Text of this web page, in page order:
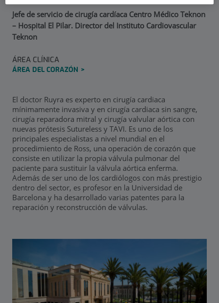
Jefe de servicio de cirugía cardíaca Centro Médico Teknon
– Hospital El Pilar. Director del Instituto Cardiovascular
Teknon
ÁREA CLÍNICA
ÁREA DEL CORAZÓN
El doctor Ruyra es experto en cirugía cardiaca
mínimamente invasiva y en cirugía cardiaca sin sangre,
cirugía reparadora mitral y cirugía valvular aórtica con
nuevas prótesis Sutureless y TAVI. Es uno de los
principales especialistas a nivel mundial en el
procedimiento de Ross, una operación de corazón que
consiste en utilizar la propia válvula pulmonar del
paciente para sustituir la válvula aórtica enferma.
Además de ser uno de los cardiólogos con más prestigio
dentro del sector, es profesor en la Universidad de
Barcelona y ha desarrollado varias patentes para la
reparación y reconstrucción de válvulas.